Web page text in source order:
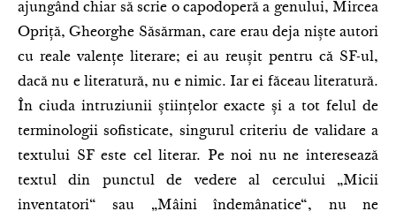
ajungând chiar să scrie o capodoperă a genului, Mircea
Opriță, Gheorghe Săsărman, care erau deja niște autori
cu reale valențe literare; ei au reușit pentru că SF-ul,
dacă nu e literatură, nu e nimic. Iar ei făceau literatură.
În ciuda intruziunii științelor exacte și a tot felul de
terminologii sofisticate, singurul criteriu de validare a
textului SF este cel literar. Pe noi nu ne interesează
textul din punctul de vedere al cercului „Micii
inventatori“ sau „Mâini îndemânatice“, nu ne